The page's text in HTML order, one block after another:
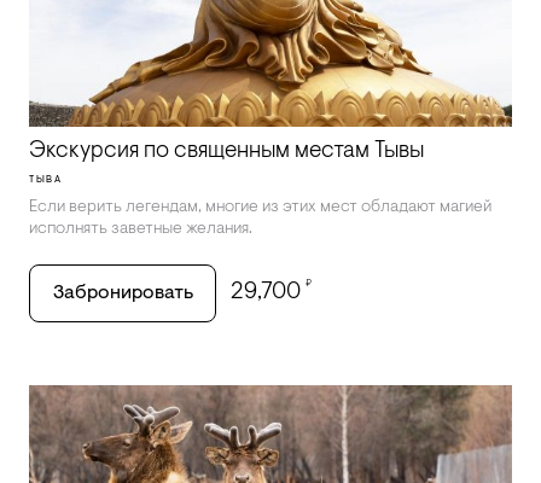
Экскурсия по священным местам Тывы
ТЫВА
Если верить легендам, многие из этих мест обладают магией
исполнять заветные желания.
Забронировать 29,700 ₽